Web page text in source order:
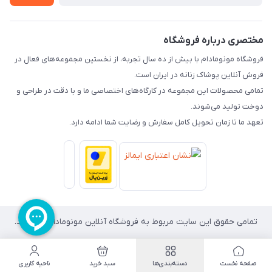
مختصری درباره فروشگاه
فروشگاه مونومادام با بیش از ده سال تجربه، از نخستین مجموعه‌های فعال در
فروش آنلاین پوشاک زنانه در ایران است.
تمامی محصولات این مجموعه در کارگاه‌های اختصاصی ما و با دقت در طراحی و
دوخت تولید می‌شوند.
تعهد ما تا زمان تحویل کامل سفارش و رضایت شما ادامه دارد.
تمامی حقوق این سایت مربوط به فروشگاه آنلاین مونومادام می باشد.
صفحه نخست دسته‌بندی‌ها سبد خرید ناحیه کاربری